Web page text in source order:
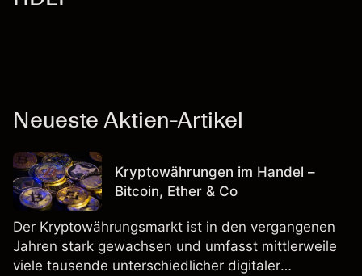
Neueste Aktien-Artikel
Kryptowährungen im Handel –
Bitcoin, Ether & Co
Der Kryptowährungsmarkt ist in den vergangenen
Jahren stark gewachsen und umfasst mittlerweile
viele tausende unterschiedlicher digitaler